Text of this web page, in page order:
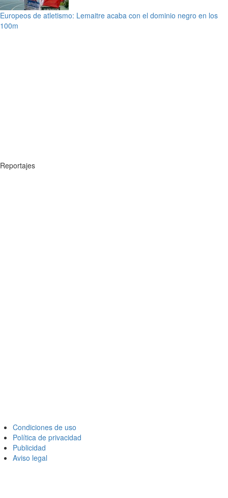
Europeos de atletismo: Lemaitre acaba con el dominio negro en los
100m
Reportajes
Condiciones de uso
Política de privacidad
Publicidad
Aviso legal